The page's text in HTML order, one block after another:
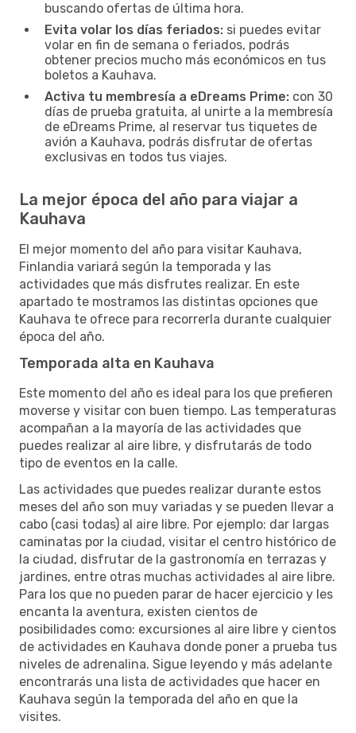
buscando ofertas de última hora.
Evita volar los días feriados: si puedes evitar
volar en fin de semana o feriados, podrás
obtener precios mucho más económicos en tus
boletos a Kauhava.
Activa tu membresía a eDreams Prime: con 30
días de prueba gratuita, al unirte a la membresía
de eDreams Prime, al reservar tus tiquetes de
avión a Kauhava, podrás disfrutar de ofertas
exclusivas en todos tus viajes.
La mejor época del año para viajar a
Kauhava
El mejor momento del año para visitar Kauhava,
Finlandia variará según la temporada y las
actividades que más disfrutes realizar. En este
apartado te mostramos las distintas opciones que
Kauhava te ofrece para recorrerla durante cualquier
época del año.
Temporada alta en Kauhava
Este momento del año es ideal para los que prefieren
moverse y visitar con buen tiempo. Las temperaturas
acompañan a la mayoría de las actividades que
puedes realizar al aire libre, y disfrutarás de todo
tipo de eventos en la calle.
Las actividades que puedes realizar durante estos
meses del año son muy variadas y se pueden llevar a
cabo (casi todas) al aire libre. Por ejemplo: dar largas
caminatas por la ciudad, visitar el centro histórico de
la ciudad, disfrutar de la gastronomía en terrazas y
jardines, entre otras muchas actividades al aire libre.
Para los que no pueden parar de hacer ejercicio y les
encanta la aventura, existen cientos de
posibilidades como: excursiones al aire libre y cientos
de actividades en Kauhava donde poner a prueba tus
niveles de adrenalina. Sigue leyendo y más adelante
encontrarás una lista de actividades que hacer en
Kauhava según la temporada del año en que la
visites.